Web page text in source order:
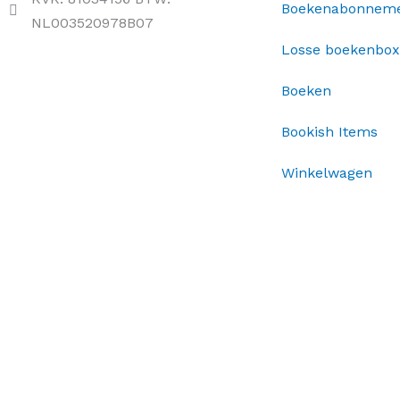
NL003520978B07
Losse
Boeken
Bookish Items
Winkelwagen